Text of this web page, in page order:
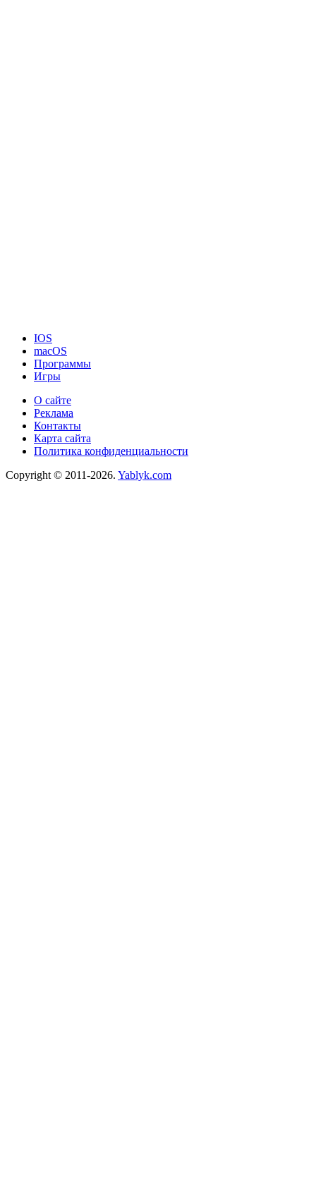
IOS
macOS
Программы
Игры
О сайте
Реклама
Контакты
Карта сайта
Политика конфиденциальности
Copyright © 2011-2026. Yablyk.сom